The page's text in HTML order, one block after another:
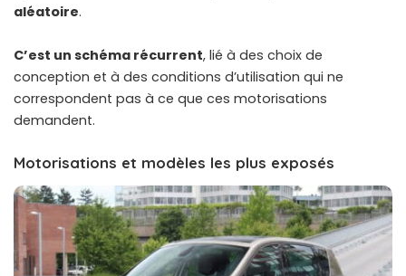
aléatoire.
C’est un schéma récurrent, lié à des choix de
conception et à des conditions d’utilisation qui ne
correspondent pas à ce que ces motorisations
demandent.
Motorisations et modèles les plus exposés